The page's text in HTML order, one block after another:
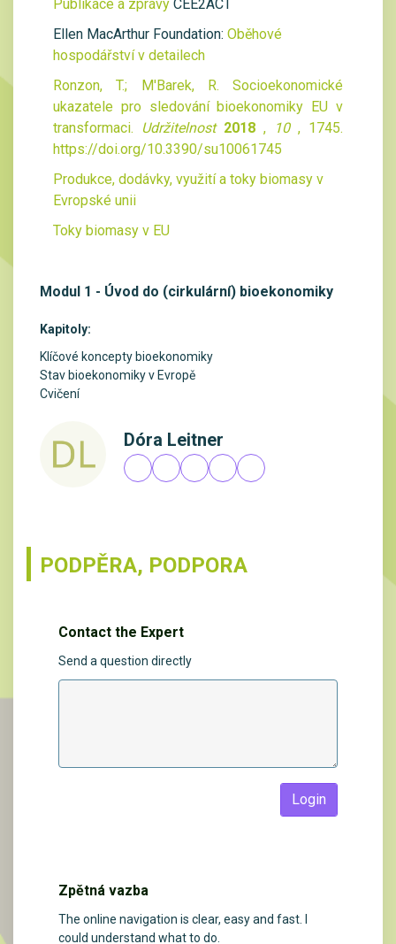
Modul 1 - Úvod do (cirkulární) bioekonomiky
Kapitoly:
Klíčové koncepty bioekonomiky
Stav bioekonomiky v Evropě
Cvičení
Dóra Leitner
Publikace a zprávy CEE2ACT
Ellen MacArthur Foundation: Oběhové
hospodářství v detailech
Ronzon, T.; M'Barek, R. Socioekonomické
ukazatele pro sledování bioekonomiky EU v
transformaci.
Udržitelnost 2018 , 10, 1745.
https://doi.org/10.3390/su10061745
Produkce, dodávky, využití a toky biomasy v
Evropské unii
Toky biomasy v EU
PODPĚRA, PODPORA
Contact the Expert
Send a question directly
Login
Zpětná vazba
The online navigation is clear, easy and fast. I
could understand what to do.